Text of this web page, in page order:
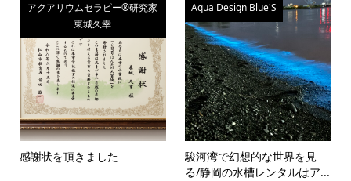
アクアリウムセラピー®研究家
東城久幸
感謝状を頂きました
Aqua Design Blue'S
駿河湾で幻想的な世界を見
る/静岡の水槽レンタルはア...